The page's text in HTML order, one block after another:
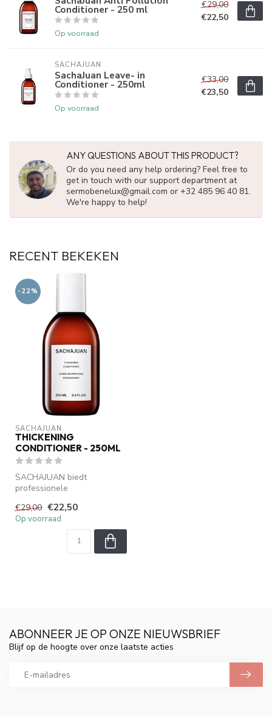
Conditioner - 250 ml
Op voorraad
€29,00
€22,50
SACHAJUAN
SachaJuan Leave- in
Conditioner - 250ml
Op voorraad
€33,00
€23,50
ANY QUESTIONS ABOUT THIS PRODUCT?
Or do you need any help ordering? Feel free to
get in touch with our support department at
sermobenelux@gmail.com or +32 485 96 40 81.
We're happy to help!
RECENT BEKEKEN
-22%
SACHAJUAN
THICKENING
CONDITIONER - 250ML
SACHAJUAN biedt
professionele
Silk Technology. Verzorgt...
€29,00 €22,50
Op voorraad
ABONNEER JE OP ONZE NIEUWSBRIEF
Blijf op de hoogte over onze laatste acties